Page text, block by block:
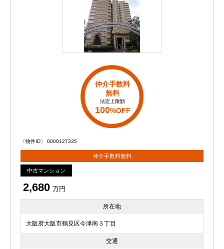
仲介手数料
無料
法定上限額
100%OFF
〔物件ID〕 0000127335
仲介手数料無料
中古マンション
2,680 万円
所在地
大阪府大阪市鶴見区今津南３丁目
交通